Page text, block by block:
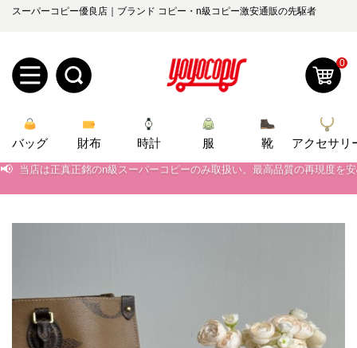
スーパーコピー優良店｜ブランド コピー・n級コピー激安通販の先駆者
規
ロ
ー
お
yoyocopys@gmail.com
0
バッグ 財布 時計 服 靴 アクセサリ
📢 当店は正真正銘のn級スーパーコピーのみ取扱い。最高品質の再現度を
2026春の新作続々更新中！期間中のご注文でお得な割引をご利用いただ
📢 新作入荷！ルイ・ヴィトンスーパーコピー バッグ最新モデルが登場。